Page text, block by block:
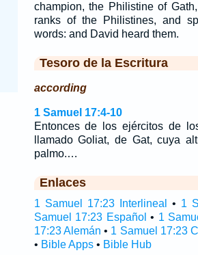
champion, the Philistine of
ranks of the Philistines, and
words: and David heard them.
Tesoro de la Escritura
according
1 Samuel 17:4-10
Entonces de los ejércitos de
llamado Goliat, de Gat, cuya
palmo.…
Enlaces
1 Samuel 17:23 Interlineal • 1
Samuel 17:23 Español • 1
17:23 Alemán • 1 Samuel 17:23
• Bible Apps• Bible Hub